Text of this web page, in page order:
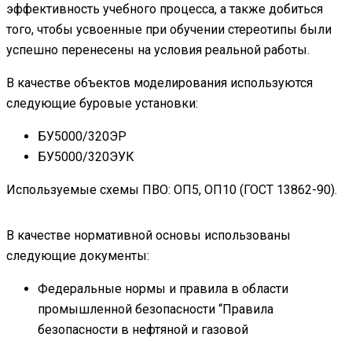
эффективность учебного процесса, а также добиться
того, чтобы усвоенные при обучении стереотипы были
успешно перенесены на условия реальной работы.
В качестве объектов моделирования используются
следующие буровые установки:
БУ5000/320ЭР
БУ5000/320ЭУК
Используемые схемы ПВО: ОП5, ОП10 (ГОСТ 13862-90).
В качестве нормативной основы использованы
следующие документы:
Федеральные нормы и правила в области
промышленной безопасности “Правила
безопасности в нефтяной и газовой